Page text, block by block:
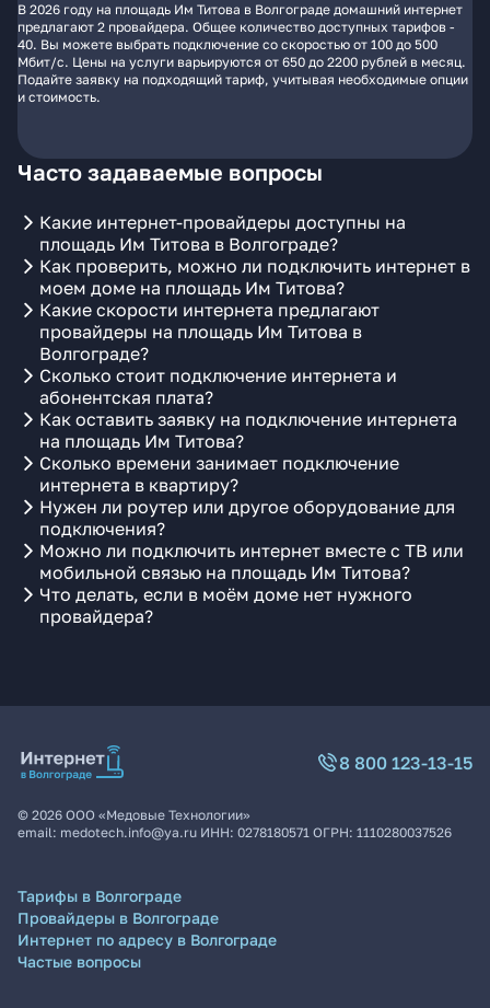
В 2026 году на площадь Им Титова в Волгограде домашний интернет
предлагают 2 провайдера. Общее количество доступных тарифов -
40. Вы можете выбрать подключение со скоростью от 100 до 500
Мбит/с. Цены на услуги варьируются от 650 до 2200 рублей в месяц.
Подайте заявку на подходящий тариф, учитывая необходимые опции
и стоимость.
Часто задаваемые вопросы
Какие интернет-провайдеры доступны на
площадь Им Титова в Волгограде?
Как проверить, можно ли подключить интернет в
моем доме на площадь Им Титова?
Какие скорости интернета предлагают
провайдеры на площадь Им Титова в
Волгограде?
Сколько стоит подключение интернета и
абонентская плата?
Как оставить заявку на подключение интернета
на площадь Им Титова?
Сколько времени занимает подключение
интернета в квартиру?
Нужен ли роутер или другое оборудование для
подключения?
Можно ли подключить интернет вместе с ТВ или
мобильной связью на площадь Им Титова?
Что делать, если в моём доме нет нужного
провайдера?
8 800 123-13-15
© 2026 ООО «Медовые Технологии»
email: medotech.info@ya.ru ИНН: 0278180571 ОГРН: 1110280037526
Тарифы в Волгограде
Провайдеры в Волгограде
Интернет по адресу в Волгограде
Частые вопросы